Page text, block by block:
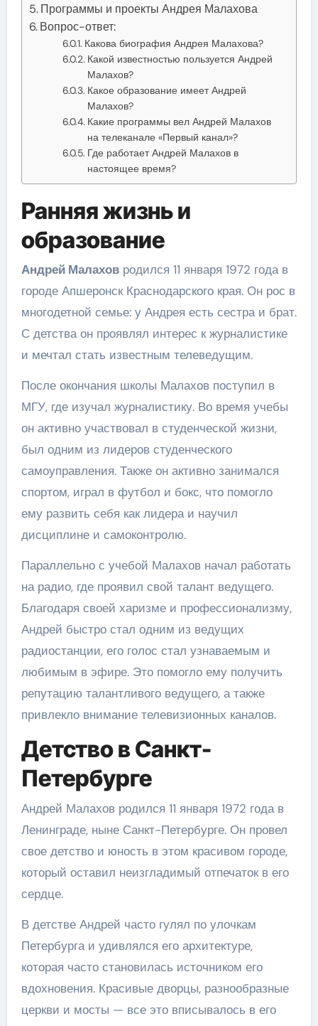
Программы и проекты Андрея Малахова
Вопрос-ответ:
Какова биография Андрея Малахова?
Какой известностью пользуется Андрей
Малахов?
Какое образование имеет Андрей
Малахов?
Какие программы вел Андрей Малахов
на телеканале «Первый канал»?
Где работает Андрей Малахов в
настоящее время?
Ранняя жизнь и
образование
Андрей Малаховродился 11 января 1972 года в
городе Апшеронск Краснодарского края. Он рос в
многодетной семье: у Андрея есть сестра и брат.
С детства он проявлял интерес к журналистике
и мечтал стать известным телеведущим.
После окончания школы Малахов поступил в
МГУ, где изучал журналистику. Во время учебы
он активно участвовал в студенческой жизни,
был одним из лидеров студенческого
самоуправления. Также он активно занимался
спортом, играл в футбол и бокс, что помогло
ему развить себя как лидера и научил
дисциплине и самоконтролю.
Параллельно с учебой Малахов начал работать
на радио, где проявил свой талант ведущего.
Благодаря своей харизме и профессионализму,
Андрей быстро стал одним из ведущих
радиостанции, его голос стал узнаваемым и
любимым в эфире. Это помогло ему получить
репутацию талантливого ведущего, а также
привлекло внимание телевизионных каналов.
Детство в Санкт-
Петербурге
Андрей Малахов родился 11 января 1972 года в
Ленинграде, ныне Санкт-Петербурге. Он провел
свое детство и юность в этом красивом городе,
который оставил неизгладимый отпечаток в его
сердце.
В детстве Андрей часто гулял по улочкам
Петербурга и удивлялся его архитектуре,
которая часто становилась источником его
вдохновения. Красивые дворцы, разнообразные
церкви и мосты — все это вписывалось в его